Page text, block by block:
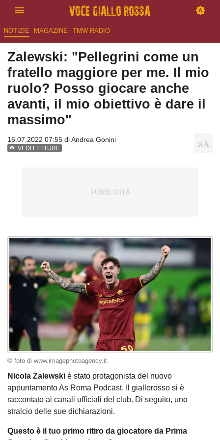
NOTIZIE MAGAZINE TMW RADIO
Zalewski: "Pellegrini come un
fratello maggiore per me. Il mio
ruolo? Posso giocare anche
avanti, il mio obiettivo è dare il
massimo"
16.07.2022 07:55 diAndrea Gonini
VEDI LETTURE
© foto di www.imagephotoagency.it
Nicola Zalewski è stato protagonista del nuovo
appuntamento As Roma Podcast. Il giallorosso si è
raccontato ai canali ufficiali del club. Di seguito, uno
stralcio delle sue dichiarazioni.
Questo è il tuo primo ritiro da giocatore da Prima